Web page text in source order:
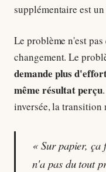
supplémentaire est
Le problème n'est
changement. Le
demande plus
même résultat perçu
inversée, la transition
« Sur papier, ça
n'a pas du tout